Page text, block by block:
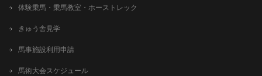
体験乗馬・乗馬教室・ホーストレック
きゅう舎見学
馬事施設利用申請
馬術大会スケジュール